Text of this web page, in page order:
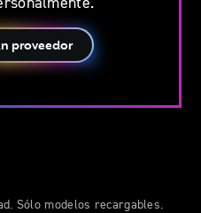
proveedor
Sólo modelos recargables.